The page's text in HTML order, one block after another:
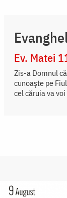
Ev. Matei
Zis-a Domnul
cunoaște pe
cel căruia va